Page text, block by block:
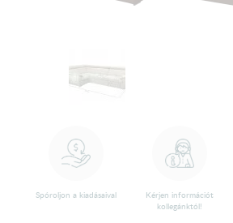
Spóroljon a kiadásaival
Kérjen információt
kollegánktól!